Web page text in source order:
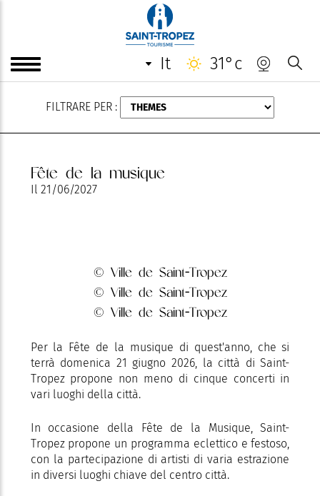
it 31°c
AGOSTO
FILTRARE PER :
Fête de la musique
Il 21/06/2027
© Ville de Saint-Tropez
© Ville de Saint-Tropez
© Ville de Saint-Tropez
Per la Fête de la musique di quest'anno, che si
terrà domenica 21 giugno 2026, la città di Saint-
Tropez propone non meno di cinque concerti in
vari luoghi della città.
In occasione della Fête de la Musique, Saint-
Tropez propone un programma eclettico e festoso,
con la partecipazione di artisti di varia estrazione
in diversi luoghi chiave del centro città.